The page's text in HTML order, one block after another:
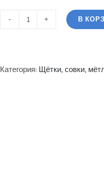
Количество
с
В
Категория: Щётки, совки,